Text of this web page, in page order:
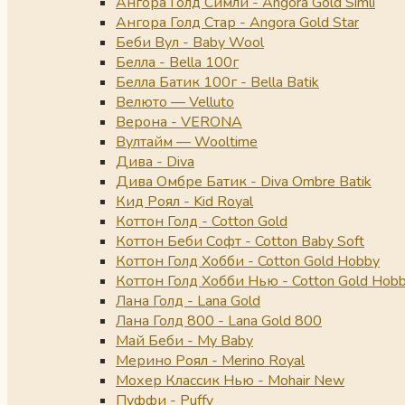
Ангора Голд Стар - Angora Gold Star
Беби Вул - Baby Wool
Белла - Bella 100г
Белла Батик 100г - Bella Batik
Велюто — Velluto
Верона - VERONA
Вултайм — Wooltime
Дива - Diva
Дива Омбре Батик - Diva Ombre Batik
Кид Роял - Kid Royal
Коттон Голд - Cotton Gold
Коттон Беби Софт - Cotton Baby Soft
Коттон Голд Хобби - Cotton Gold Hobby
Коттон Голд Хобби Нью - Cotton Gold
Лана Голд - Lana Gold
Лана Голд 800 - Lana Gold 800
Май Беби - My Baby
Мерино Роял - Merino Royal
Мохер Классик Нью - Mohair New
Пуффи - Puffy